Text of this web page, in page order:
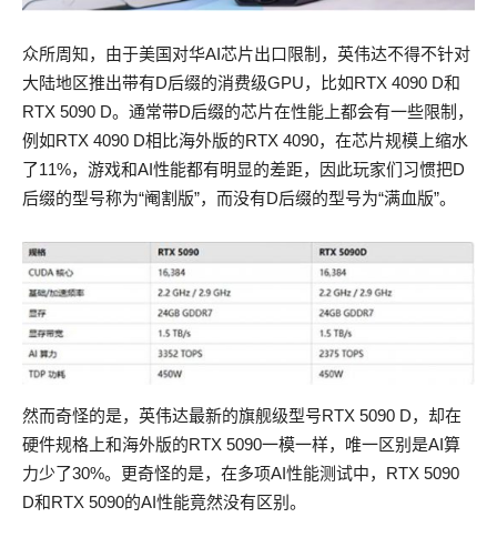
众所周知，由于美国对华AI芯片出口限制，英伟达不得不针对
大陆地区推出带有D后缀的消费级GPU，比如RTX 4090 D和
RTX 5090 D。通常带D后缀的芯片在性能上都会有一些限制，
例如RTX 4090 D相比海外版的RTX 4090，在芯片规模上缩水
了11%，游戏和AI性能都有明显的差距，因此玩家们习惯把D
后缀的型号称为“阉割版”，而没有D后缀的型号为“满血版”。
然而奇怪的是，英伟达最新的旗舰级型号RTX 5090 D，却在
硬件规格上和海外版的RTX 5090一模一样，唯一区别是AI算
力少了30%。更奇怪的是，在多项AI性能测试中，RTX 5090
D和RTX 5090的AI性能竟然没有区别。